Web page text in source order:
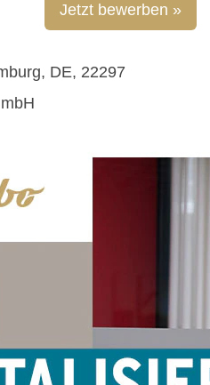
Jetzt bewerben »
DE, 22297